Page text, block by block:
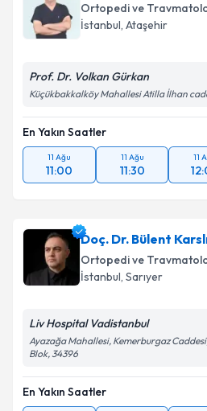
Ortopedi ve
İstanbul, Ataşehir
Prof. Dr. Volkan Gürkan
Küçükbakkalköy Mahallesi Atilla İlhan
En Yakın Saatler
11 Ağu
11:00
11 Ağu
11:30
11
Doç. Dr. Bülent
Ortopedi ve
İstanbul, Sarıyer
Liv Hospital Vadistanbul
Ayazağa Mahallesi, Kemerburgaz
Blok, 34396
En Yakın Saatler